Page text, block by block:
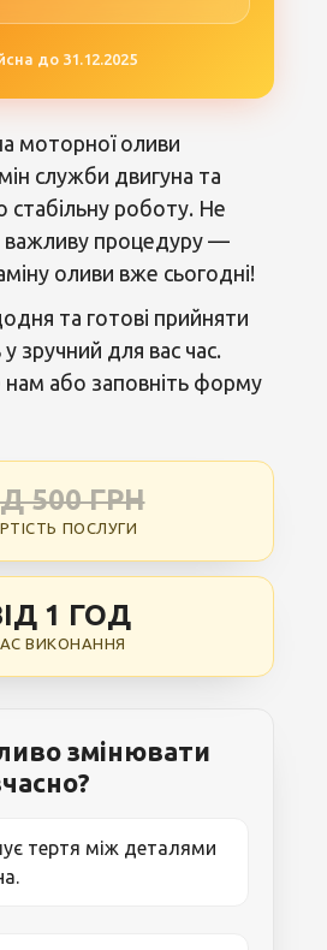
до 31.12.2025
моторної оливи
служби двигуна та
стабільну роботу. Не
важливу процедуру —
оливи вже сьогодні!
та готові прийняти
зручний для вас час.
або заповніть форму
500 ГРН
ПОСЛУГИ
1 ГОД
ВИКОНАННЯ
змінювати
тертя між деталями